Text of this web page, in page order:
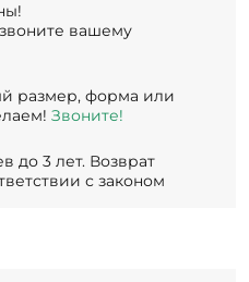
вашему
размер, форма или
Звоните!
до 3 лет. Возврат
с законом